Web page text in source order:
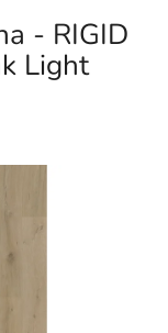
- RIGID
Light